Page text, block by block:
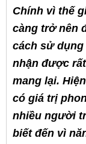
Chính vì thế
càng trở nên
cách sử
nhận được
mang lại.
có giá trị
nhiều người
biết đến vì